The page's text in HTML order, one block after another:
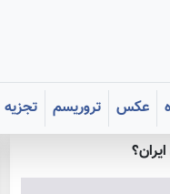
عکس تروریسم تجزیه